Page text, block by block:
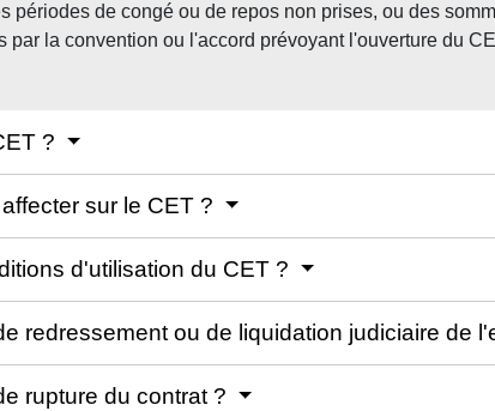
périodes de congé ou de repos non prises, ou des
par la convention ou l'accord prévoyant l'ouverture du
?
sur le CET ?
d'utilisation du CET ?
redressement ou de liquidation judiciaire de
rupture du contrat ?